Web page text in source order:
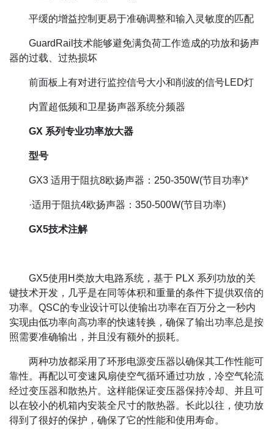
平缓的增益控制更易于准确调整和输入灵敏度的匹配
GuardRail技术能够避免满负荷工作造成的功放和扬声
器的过载、过热损坏
前面板上有对进行监控信号大小和削波的信号LED灯
内置超低频和卫星扬声器系统分频器
GX 系列专业功率放大器
型号
GX3 适用于阻抗8欧扬声器：250-350W(节目功率)*
·适用于阻抗4欧扬声器：350-500W(节目功率)
GX5技术注解
GX5使用H类放大电路系统，基于 PLX 系列功放的关
键技术开发，几乎是在同等体积和重量的条件下提供双倍的
功率。QSC的专业设计可以使输出功率在百万分之一秒内
实现由低功率向高功率的快速转换，确保了输出功率总是按
照需要准确输出，并且没有额外的损耗。
两种功放都采用了环形电源变压器以确保其工作性能可
靠性。再配以可变速风扇使空气循环通过功放，冷空气轮流
经过变压器和散热片。这样能保证变压器保持冷却、并且可
以在较小的机箱内安装全尺寸的散热器。长此以往，使功放
得到了很好的保护，确保了它的性能和使用寿命。